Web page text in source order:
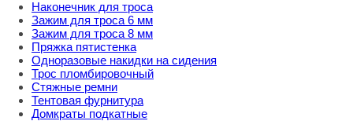
Наконечник для троса
Зажим для троса 6 мм
Зажим для троса 8 мм
Пряжка пятистенка
Одноразовые накидки на сидения
Трос пломбировочный
Стяжные ремни
Тентовая фурнитура
Домкраты подкатные